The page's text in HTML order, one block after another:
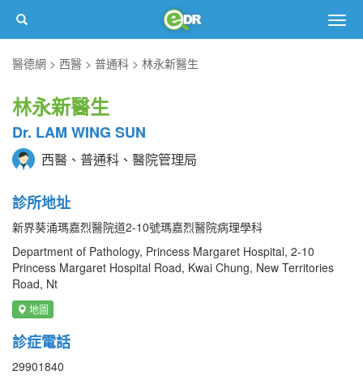
醫德網
西醫 普通科 林永新醫生
林永新醫生
Dr. LAM WING SUN
西醫、普通科、醫院管理局
診所地址
新界葵涌瑪嘉烈醫院道2-10號瑪嘉烈醫院病理學科
Department of Pathology, Princess Margaret Hospital, 2-10
Princess Margaret Hospital Road, Kwai Chung, New Territories
Road, Nt
地圖
診症電話
29901840